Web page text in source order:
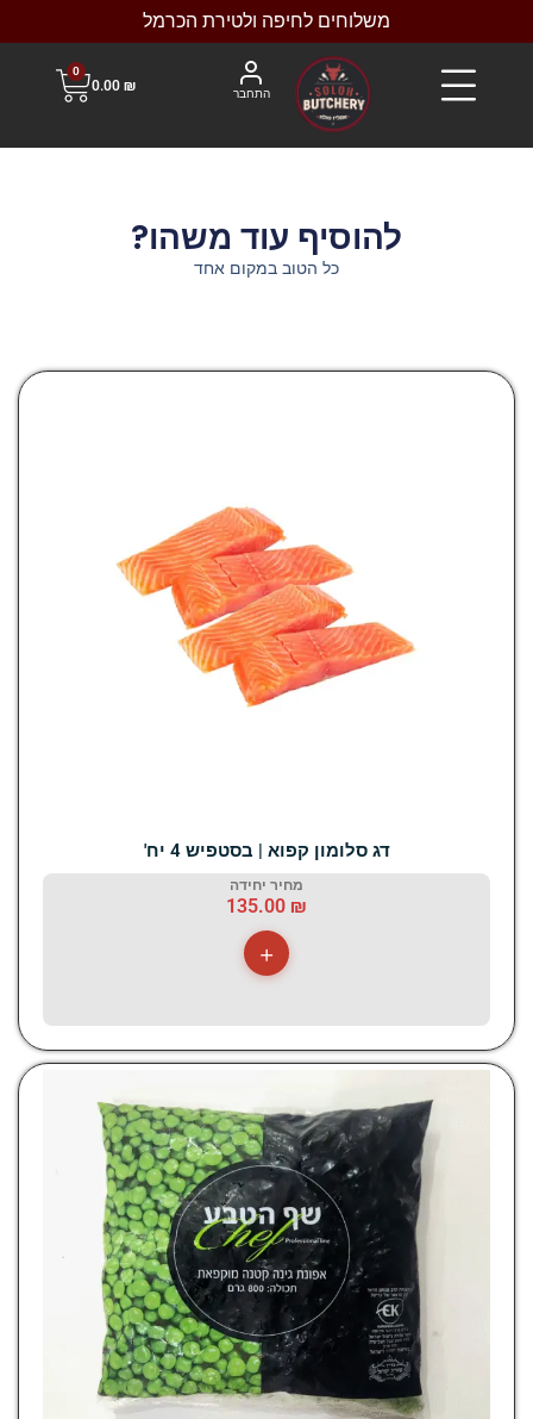
משלוחים לחיפה ולטירת הכרמל
0.00 התחבר
להוסיף עוד משהו?
כל הטוב במקום אחד
דג סלומון קפוא | בסטפיש 4 יח'
מחיר יחידה
135.00